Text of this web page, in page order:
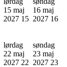
15 maj
2027 15
16 maj
2027 16
lørdag
22 maj
2027 22
søndag
23 maj
2027 23